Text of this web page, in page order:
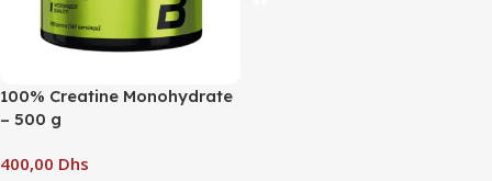
100% Creatine Monohydrate
– 500 g
Dhs